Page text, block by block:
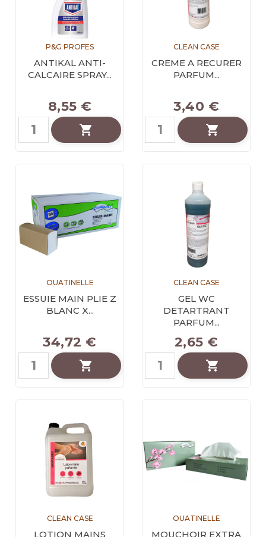
P&G PROFES
ANTIKAL ANTI-
CALCAIRE SPRAY...
8,55 €

CLEAN CASE
CREME A RECURER
PARFUM...
3,40 €

OUATINELLE
ESSUIE MAIN PLIE Z
BLANC X...
34,72 €

CLEAN CASE
GEL WC
DETARTRANT
PARFUM...
2,65 €

CLEAN CASE
LOTION MAINS
OUATINELLE
MOUCHOIR EXTRA